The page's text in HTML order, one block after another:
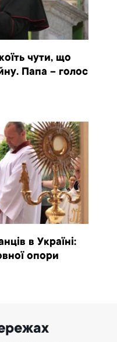
чути, що
Папа – голос
в Україні:
опори